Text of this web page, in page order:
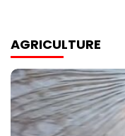
AGRICULTURE